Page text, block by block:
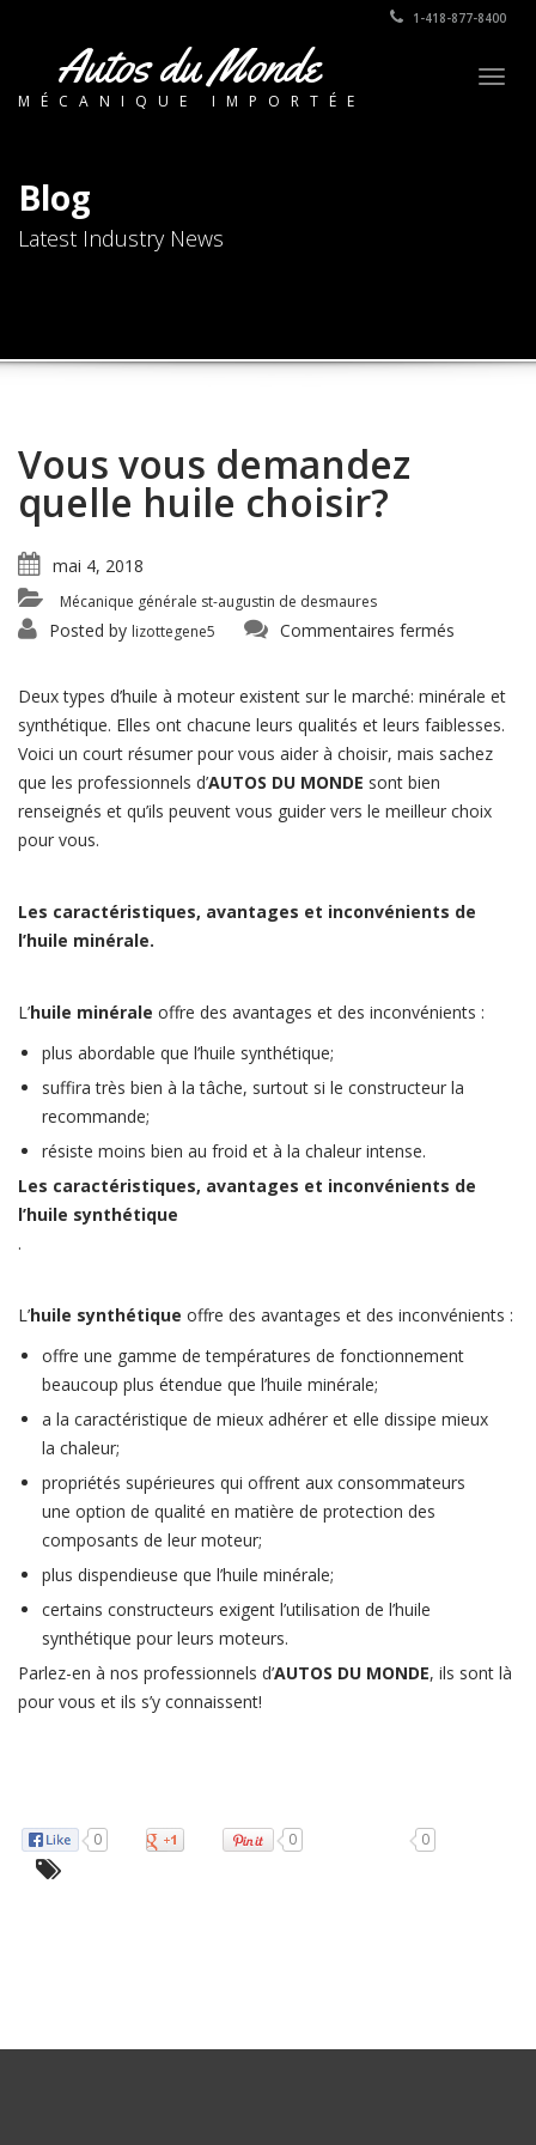
1-418-877-8400
Autos du Monde
MÉCANIQUE IMPORTÉE
Blog
Latest Industry News
Vous vous demandez
quelle huile choisir?
mai 4, 2018
Mécanique générale st-augustin de desmaures
Posted by lizottegene5 Commentaires fermés
quelle
huile
choisir?
Deux types d’huile à moteur existent sur le marché: minérale et
synthétique. Elles ont chacune leurs qualités et leurs faiblesses.
Voici un court résumer pour vous aider à choisir, mais sachez
que les professionnels d’AUTOS DU MONDE sont bien
renseignés et qu’ils peuvent vous guider vers le meilleur choix
pour vous.
Les caractéristiques, avantages et inconvénients de
l’huile minérale.
L’huile minérale offre des avantages et des inconvénients :
plus abordable que l’huile synthétique;
suffira très bien à la tâche, surtout si le constructeur la
recommande;
résiste moins bien au froid et à la chaleur intense.
Les caractéristiques, avantages et inconvénients de
l’huile synthétique
.
L’huile synthétique offre des avantages et des inconvénients :
offre une gamme de températures de fonctionnement
beaucoup plus étendue que l’huile minérale;
a la caractéristique de mieux adhérer et elle dissipe mieux
la chaleur;
propriétés supérieures qui offrent aux consommateurs
une option de qualité en matière de protection des
composants de leur moteur;
plus dispendieuse que l’huile minérale;
certains constructeurs exigent l’utilisation de l’huile
synthétique pour leurs moteurs.
Parlez-en à nos professionnels d’AUTOS DU MONDE, ils sont là
pour vous et ils s’y connaissent!
0 0 0